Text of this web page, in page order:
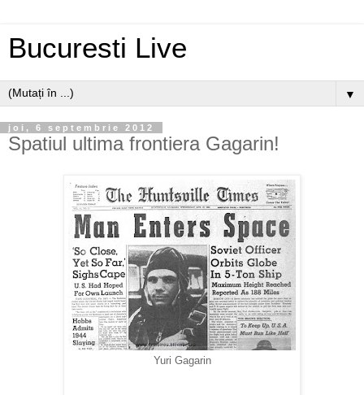
Bucuresti Live
▼
joi, 6 septembrie 2012
Spatiul ultima frontiera Gagarin!
Yuri Gagarin